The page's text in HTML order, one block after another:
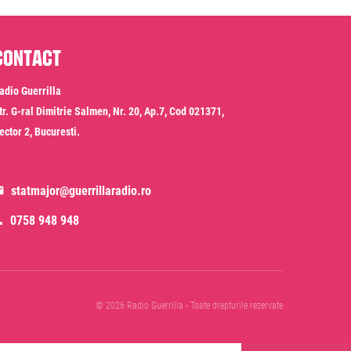
Guerrilla
G-ral Dimitrie Salmen, Nr. 20, Ap.7, Cod 021371,
2, Bucuresti.
statmajor@guerrillaradio.ro
0758 948 948
© 2026 Radio Guerrilla - Toate drepturile rezervate